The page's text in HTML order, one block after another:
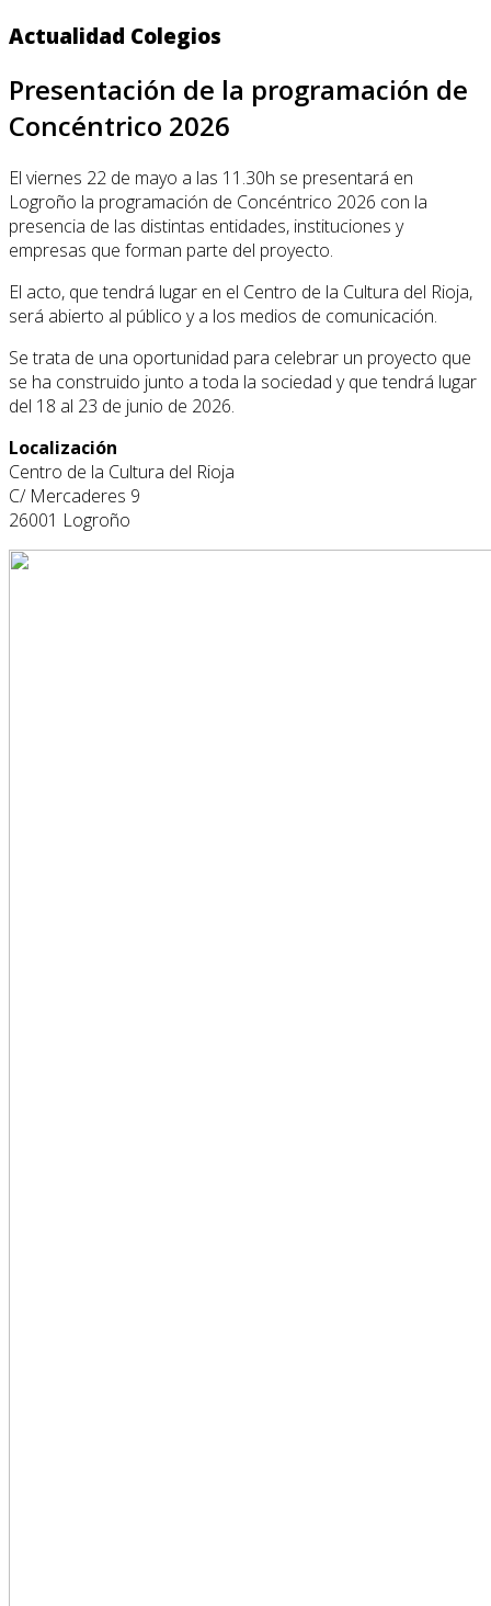
Actualidad Colegios
Presentación de la programación de
Concéntrico 2026
El viernes 22 de mayo a las 11.30h se presentará en
Logroño la programación de Concéntrico 2026 con la
presencia de las distintas entidades, instituciones y
empresas que forman parte del proyecto.
El acto, que tendrá lugar en el Centro de la Cultura del Rioja,
será abierto al público y a los medios de comunicación.
Se trata de una oportunidad para celebrar un proyecto que
se ha construido junto a toda la sociedad y que tendrá lugar
del 18 al 23 de junio de 2026.
Localización
Centro de la Cultura del Rioja
C/ Mercaderes 9
26001 Logroño